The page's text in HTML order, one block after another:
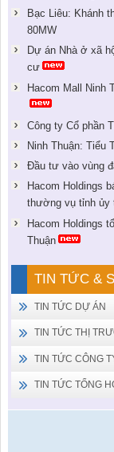
Bạc Liêu: Khánh
80MW
Dự án Nhà ở xã
cư
Hacom Mall Ninh
Công ty Cổ phần
Ninh Thuận: Tiểu
Đầu tư vào vùng
Hacom Holdings
thường vụ tỉnh ủy
Hacom Holdings
Thuận
TIN TỨC &
TIN TỨC DỰ ÁN
TIN TỨC THỊ
TIN TỨC CÔNG
TIN TỨC TỔNG